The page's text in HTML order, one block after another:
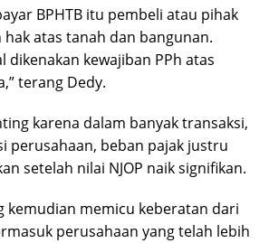
BPHTB itu pembeli atau pihak
atas tanah dan bangunan.
dikenakan kewajiban PPh atas
terang Dedy.
karena dalam banyak transaksi,
perusahaan, beban pajak justru
setelah nilai NJOP naik signifikan.
kemudian memicu keberatan dari
perusahaan yang telah lebih